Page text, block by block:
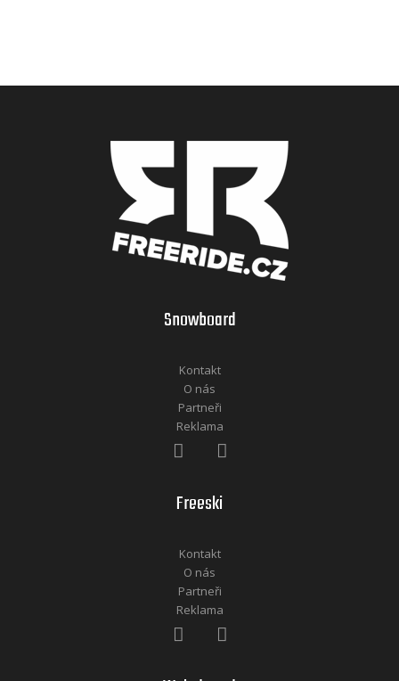
Snowboard
Kontakt
O nás
Partneři
Reklama
Freeski
Kontakt
O nás
Partneři
Reklama